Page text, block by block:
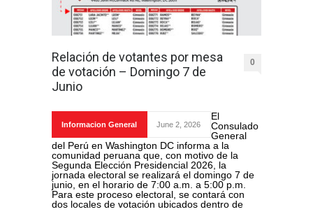
Relación de votantes por mesa
de votación – Domingo 7 de
Junio
0
Informacion General June 2, 2026
El
Consulado
General
del Perú en Washington DC informa a la
comunidad peruana que, con motivo de la
Segunda Elección Presidencial 2026, la
jornada electoral se realizará el domingo 7 de
junio, en el horario de 7:00 a.m. a 5:00 p.m.
Para este proceso electoral, se contará con
dos locales de votación ubicados dentro de